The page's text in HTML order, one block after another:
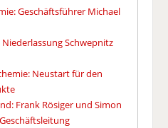
Geschäftsführer Michael
Schwepnitz
Neustart für den
Frank Rösiger und Simon